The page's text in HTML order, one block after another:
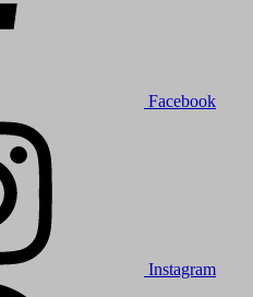
Facebook
Instagram